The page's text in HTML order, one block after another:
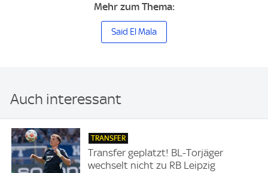
Mehr zum Thema:
Said El Mala
Auch interessant
TRANSFER
Transfer geplatzt! BL-Torjäger
wechselt nicht zu RB Leipzig